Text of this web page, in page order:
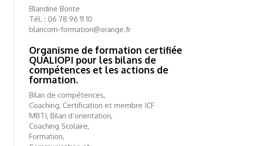
Blandine Bonte
Tél. : 06 78 96 11 10
blancom-formation@orange.fr
Organisme de formation certifiée
QUALIOPI pour les bilans de
compétences et les actions de
formation.
Bilan de compétences,
Coaching, Certification et membre ICF
MBTI, Bilan d’orientation,
Coaching Scolaire,
Formation,